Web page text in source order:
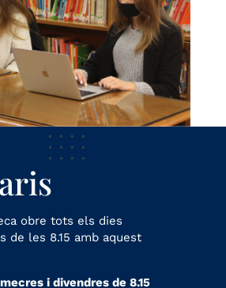
obre tots els dies
de les 8.15 amb aquest
i divendres de 8.15